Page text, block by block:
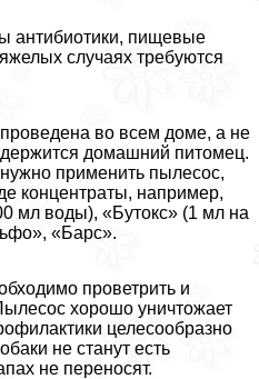
антибиотики, пищевые
случаях требуются
во всем доме, а не
домашний питомец.
применить пылесос,
концентраты, например,
мл воды), «Бутокс» (1 мл на
«Барс».
проветрить и
хорошо уничтожает
целесообразно
не станут есть
не переносят.